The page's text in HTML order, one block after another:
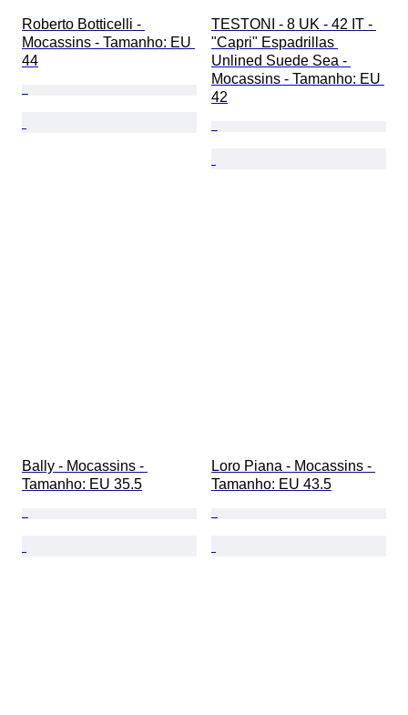
Roberto Botticelli -
Mocassins - Tamanho: EU
44
TESTONI - 8 UK - 42 IT -
"Capri" Espadrillas
Unlined Suede Sea -
Mocassins - Tamanho: EU
42
Bally - Mocassins -
Tamanho: EU 35.5
Loro Piana - Mocassins -
Tamanho: EU 43.5